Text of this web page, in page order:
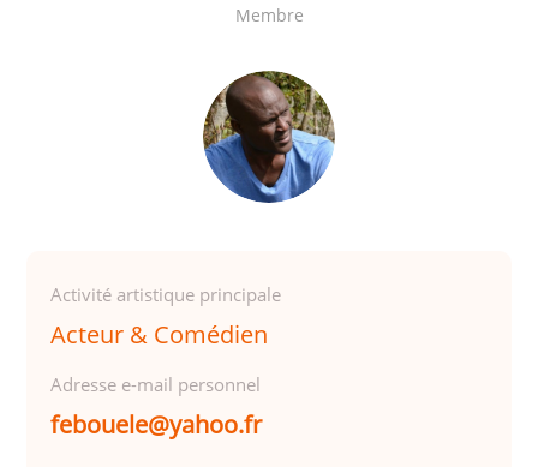
Membre
Activité artistique principale
Acteur & Comédien
Adresse e-mail personnel
febouele@yahoo.fr